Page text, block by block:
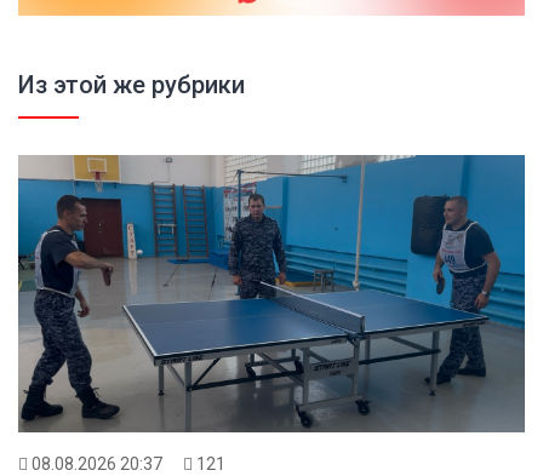
Из этой же рубрики
08.08.2026 20:37 121